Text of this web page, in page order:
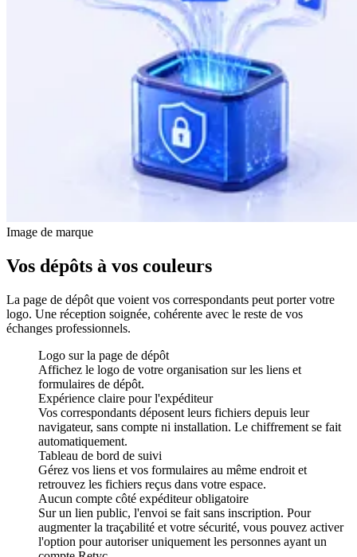
Image de marque
Vos dépôts à vos couleurs
La page de dépôt que voient vos correspondants peut porter votre
logo. Une réception soignée, cohérente avec le reste de vos
échanges professionnels.
Logo sur la page de dépôt
Affichez le logo de votre organisation sur les liens et
formulaires de dépôt.
Expérience claire pour l'expéditeur
Vos correspondants déposent leurs fichiers depuis leur
navigateur, sans compte ni installation. Le chiffrement se fait
automatiquement.
Tableau de bord de suivi
Gérez vos liens et vos formulaires au même endroit et
retrouvez les fichiers reçus dans votre espace.
Aucun compte côté expéditeur obligatoire
Sur un lien public, l'envoi se fait sans inscription. Pour
augmenter la traçabilité et votre sécurité, vous pouvez activer
l'option pour autoriser uniquement les personnes ayant un